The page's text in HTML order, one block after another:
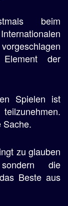
beim
der
Spielen ist
Sache.
zu glauben
die
Beste aus